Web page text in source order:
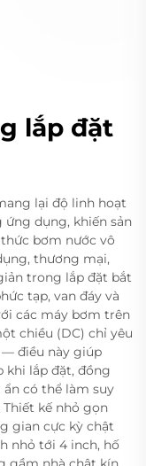
lắp đặt
lại độ linh hoạt
dụng, khiến sản
bơm nước vô
thương mại,
trong lắp đặt bắt
tạp, van đáy và
các máy bơm trên
chiều (DC) chỉ yêu
điều này giúp
khi lắp đặt, đồng
có thể làm suy
kế nhỏ gọn
gian cực kỳ chật
nhỏ tới 4 inch, hố